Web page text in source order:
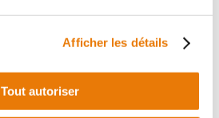
Afficher les détails
Tout autoriser